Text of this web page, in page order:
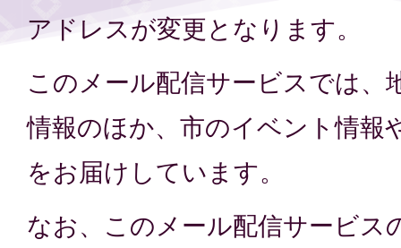
アドレスが変更となります。
このメール配信サービスでは、
情報のほか、市のイベント情報
をお届けしています。
なお、このメール配信サービス